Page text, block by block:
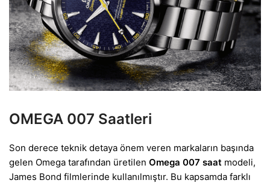
OMEGA 007 Saatleri
Son derece teknik detaya önem veren markaların başında
gelen Omega tarafından üretilen Omega 007 saat modeli,
James Bond filmlerinde kullanılmıştır. Bu kapsamda farklı